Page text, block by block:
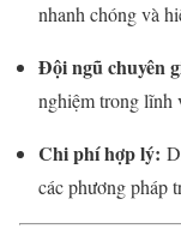
nhanh chóng và
Đội ngũ chuyên
nghiệm trong lĩnh
Chi phí hợp lý:
các phương pháp